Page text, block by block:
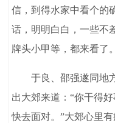
信，到得水家中看个的
话，明明白白，一些不
牌头小甲等，都来看了
于良、邵强遂同地方
出大郊来道：“你干得
快去面对。”大郊心里